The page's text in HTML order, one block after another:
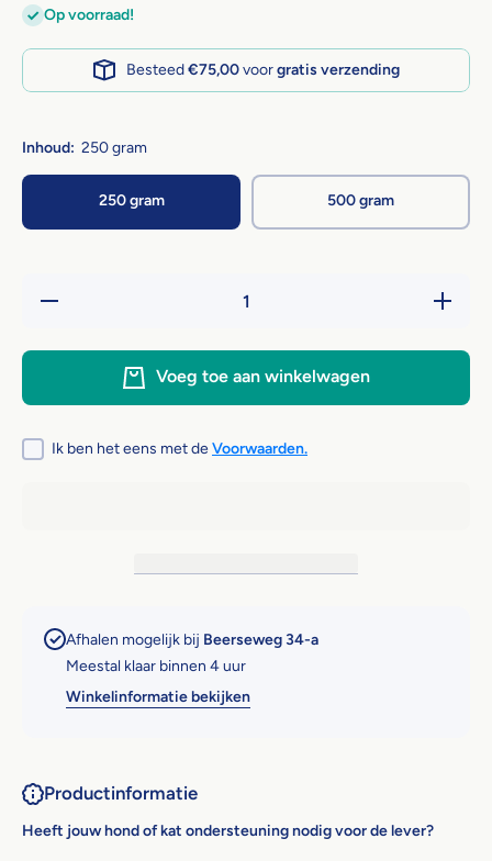
Op voorraad!
Besteed€75,00voorgratis verzending
Inhoud: 250 gram
250 gram 500 gram
Hoeveelheid
Verhoog
Heal 4 -
&amp;
Voeg toe aan winkelwagen
Ik ben het eens met deVoorwaarden.
Afhalen mogelijk bij Beerseweg 34-a
Meestal klaar binnen 4 uur
Winkelinformatie bekijken
Productinformatie
Heeft jouw hond of kat ondersteuning nodig voor de lever?